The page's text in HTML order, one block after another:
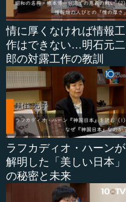
情に厚くなければ情報工
作はできない…明石元二
郎の対露工作の教訓
ラフカディオ・ハーンが
解明した「美しい日本」
の秘密と未来